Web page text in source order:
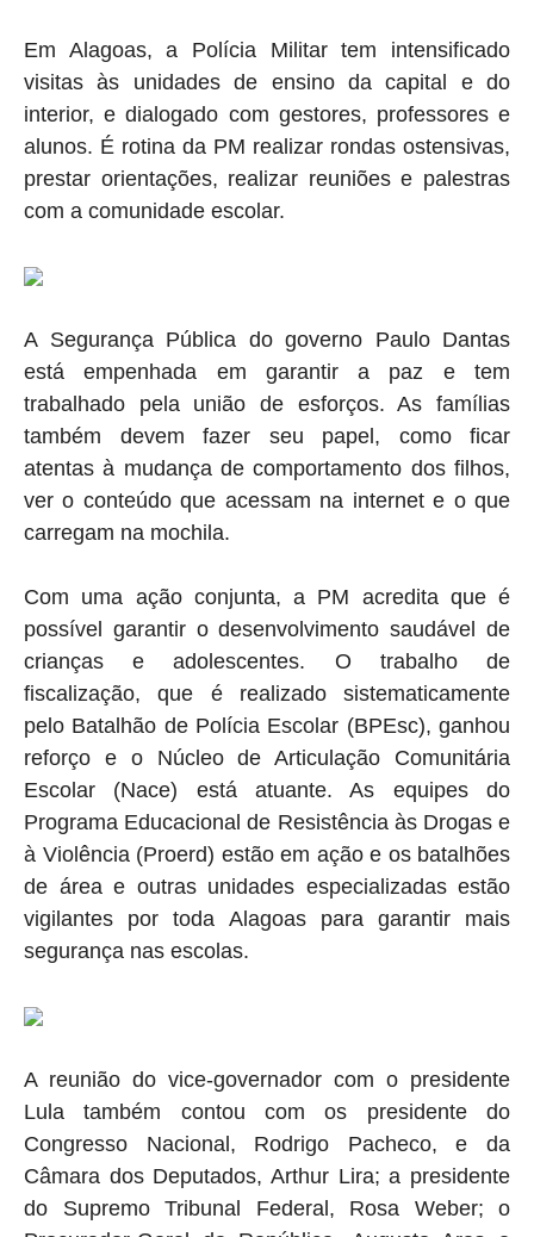
Em Alagoas, a Polícia Militar tem intensificado
visitas às unidades de ensino da capital e do
interior, e dialogado com gestores, professores e
alunos. É rotina da PM realizar rondas ostensivas,
prestar orientações, realizar reuniões e palestras
com a comunidade escolar.
A Segurança Pública do governo Paulo Dantas
está empenhada em garantir a paz e tem
trabalhado pela união de esforços. As famílias
também devem fazer seu papel, como ficar
atentas à mudança de comportamento dos filhos,
ver o conteúdo que acessam na internet e o que
carregam na mochila.
Com uma ação conjunta, a PM acredita que é
possível garantir o desenvolvimento saudável de
crianças e adolescentes. O trabalho de
fiscalização, que é realizado sistematicamente
pelo Batalhão de Polícia Escolar (BPEsc), ganhou
reforço e o Núcleo de Articulação Comunitária
Escolar (Nace) está atuante. As equipes do
Programa Educacional de Resistência às Drogas e
à Violência (Proerd) estão em ação e os batalhões
de área e outras unidades especializadas estão
vigilantes por toda Alagoas para garantir mais
segurança nas escolas.
A reunião do vice-governador com o presidente
Lula também contou com os presidente do
Congresso Nacional, Rodrigo Pacheco, e da
Câmara dos Deputados, Arthur Lira; a presidente
do Supremo Tribunal Federal, Rosa Weber; o